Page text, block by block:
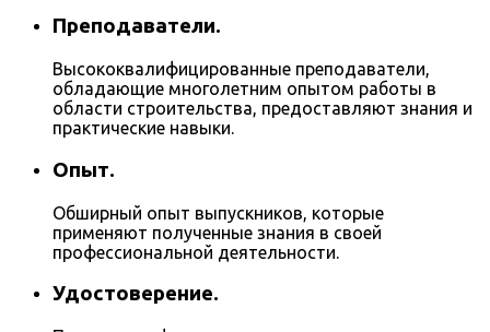
Преподаватели.
Высококвалифицированные преподаватели,
обладающие многолетним опытом работы в
области строительства, предоставляют знания и
практические навыки.
Опыт.
Обширный опыт выпускников, которые
применяют полученные знания в своей
профессиональной деятельности.
Удостоверение.